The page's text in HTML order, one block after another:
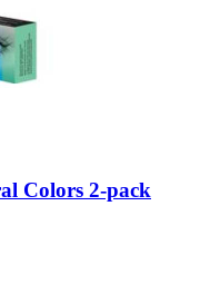
Colors 2-pack